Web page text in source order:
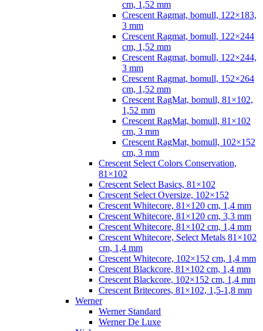
cm, 1,52 mm
Crescent Ragmat, bomull, 122×183,
3 mm
Crescent Ragmat, bomull, 122×244
cm, 1,52 mm
Crescent Ragmat, bomull, 122×244,
3 mm
Crescent Ragmat, bomull, 152×264
cm, 1,52 mm
Crescent RagMat, bomull, 81×102,
1,52 mm
Crescent RagMat, bomull, 81×102
cm, 3 mm
Crescent RagMat, bomull, 102×152
cm, 3 mm
Crescent Select Colors Conservation,
81×102
Crescent Select Basics, 81×102
Crescent Select Oversize, 102×152
Crescent Whitecore, 81×120 cm, 1,4 mm
Crescent Whitecore, 81×120 cm, 3,3 mm
Crescent Whitecore, 81×102 cm, 1,4 mm
Crescent Whitecore, Select Metals 81×102
cm, 1,4 mm
Crescent Whitecore, 102×152 cm, 1,4 mm
Crescent Blackcore, 81×102 cm, 1,4 mm
Crescent Blackcore, 102×152 cm, 1,4 mm
Crescent Britecores, 81×102, 1,5-1,8 mm
Werner
Werner Standard
Werner De Luxe